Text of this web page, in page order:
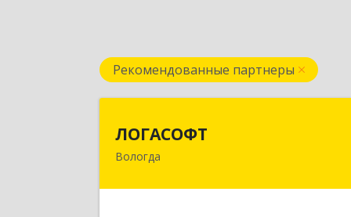
Рекомендованные партнеры
ЛОГАСОФТ
Вологда
160002, Вологодская обл, Вологда г,